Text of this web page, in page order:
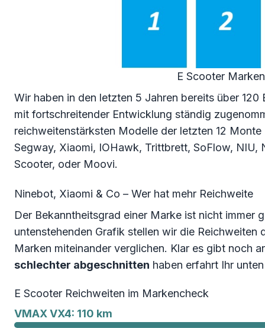
E Scooter
Wir haben in den letzten 5 Jahren bereits über
mit fortschreitender Entwicklung ständig
reichweitenstärksten Modelle der letzten 12
Segway, Xiaomi, IOHawk, Trittbrett, SoFlow,
Scooter, oder Moovi.
Ninebot, Xiaomi & Co – Wer hat mehr Reichweite
Der Bekanntheitsgrad einer Marke ist nicht immer
untenstehenden Grafik stellen wir die
Marken miteinander verglichen. Klar es gibt noch
schlechter abgeschnitten haben erfahrt Ihr
E Scooter Reichweiten im Markencheck
VMAX VX4: 110 km